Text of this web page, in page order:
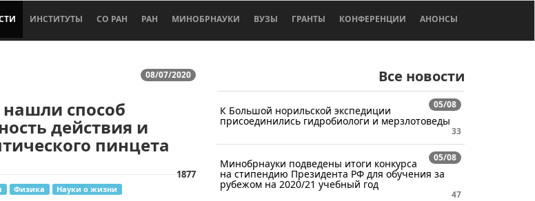
ИНСТИТУТЫ СО РАН РАН МИНОБРНАУКИ ВУЗЫ ГРАНТЫ КОНФЕРЕНЦИИ АНОНСЫ
08/07/2020
способ
действия и
пинцета
1877
Физика Науки о жизни
Все новости
05/08
К Большой норильской экспедиции
присоединились гидробиологи и мерзлотоведы
33
05/08
Минобрнауки подведены итоги конкурса
на стипендию Президента РФ для обучения за
рубежом на 2020/21 учебный год
47